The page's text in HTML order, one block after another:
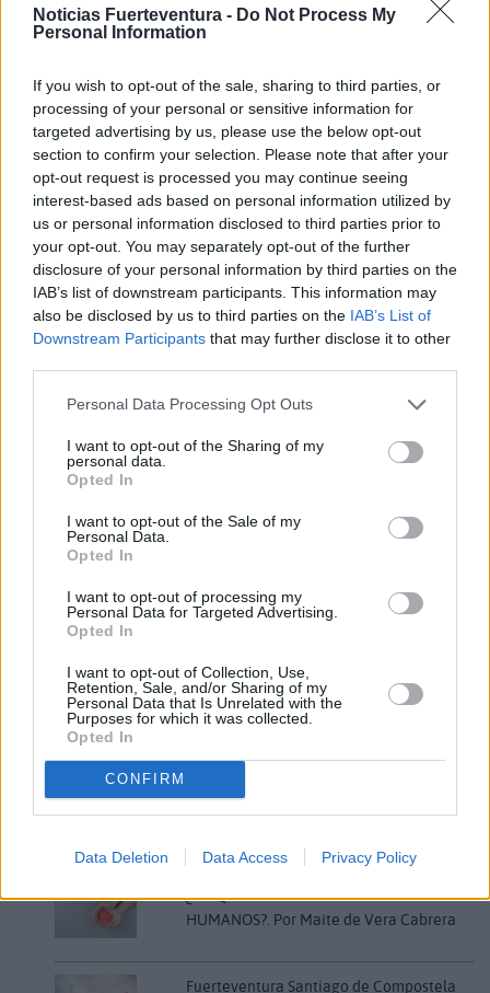
Noticias Fuerteventura - Do Not Process My
Personal Information
If you wish to opt-out of the sale, sharing to third parties, or
processing of your personal or sensitive information for
targeted advertising by us, please use the below opt-out
section to confirm your selection. Please note that after your
opt-out request is processed you may continue seeing
interest-based ads based on personal information utilized by
us or personal information disclosed to third parties prior to
your opt-out. You may separately opt-out of the further
disclosure of your personal information by third parties on the
IAB’s list of downstream participants. This information may
also be disclosed by us to third parties on the IAB’s List of
Downstream Participants that may further disclose it to other
Personal Data Processing Opt Outs
I want to opt-out of the Sharing of my
personal data.
Opted In
I want to opt-out of the Sale of my
Personal Data.
Opted In
I want to opt-out of processing my
Personal Data for Targeted Advertising.
Opted In
I want to opt-out of Collection, Use,
Retention, Sale, and/or Sharing of my
Personal Data that Is Unrelated with the
Purposes for which it was collected.
Opted In
CONFIRM
Data Deletion Data Access Privacy Policy
para su manutención. La intención es que esta
revisión permitirá mejorar la prestación también
desplazamiento sea de un solo día, situación que
actualmente no se cubre.
Explicó el consejero que la media temporal para el
abono de las dietas es de 2'5 meses a partir de que
se formula la solicitud, aunque reconoció que la
puesta en marcha de un nuevo sistema de gestión
desde el año pasado ha podido generar algunos
retrasos mayores.
Informó además de que en 2014 se destinaron
2.175.000 euros a dietas para acompañantes de
enfermos, y un total de 6.700.000 euros para
y acompañantes.
Comentarios (1)
LO MÁS LEÍDO
Fallece un bebé de 20 meses por un
¿EN QUÉ MOMENTO DEJAMOS DE SER
HUMANOS?. Por Maite de Vera Cabrera
Fuerteventura Santiago de Compostela